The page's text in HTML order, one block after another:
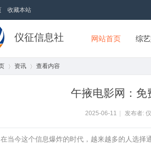
收藏本站
仪征信息社 网站首页 综
资讯 查看内容
午掖电影网：免
2025-06-11 发布者:
当今这个信息爆炸的时代，越来越多的人选择